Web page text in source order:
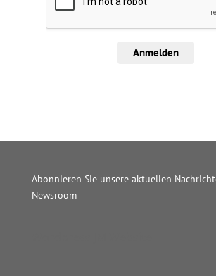
Anmelden
Abonnieren Sie unsere aktuellen
Newsroom